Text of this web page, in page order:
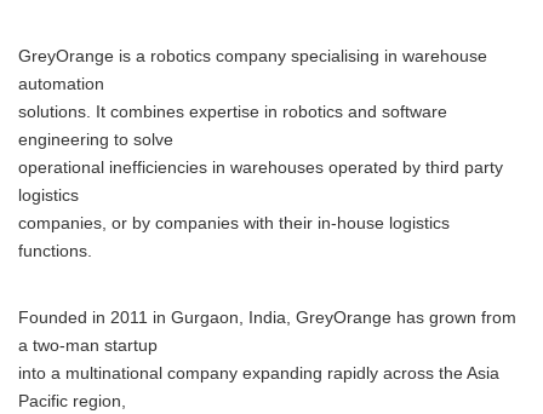
GreyOrange is a robotics company specialising in warehouse
automation
solutions. It combines expertise in robotics and software
engineering to solve
operational inefficiencies in warehouses operated by third party
logistics
companies, or by companies with their in-house logistics
functions.
Founded in 2011 in Gurgaon, India, GreyOrange has grown from
a two-man startup
into a multinational company expanding rapidly across the Asia
Pacific region,